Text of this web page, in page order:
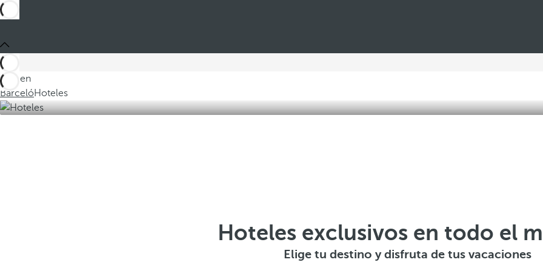
Está en
BarcelóHoteles
Hoteles exclusivos en todo el
Elige tu destino y disfruta de tus vacaciones